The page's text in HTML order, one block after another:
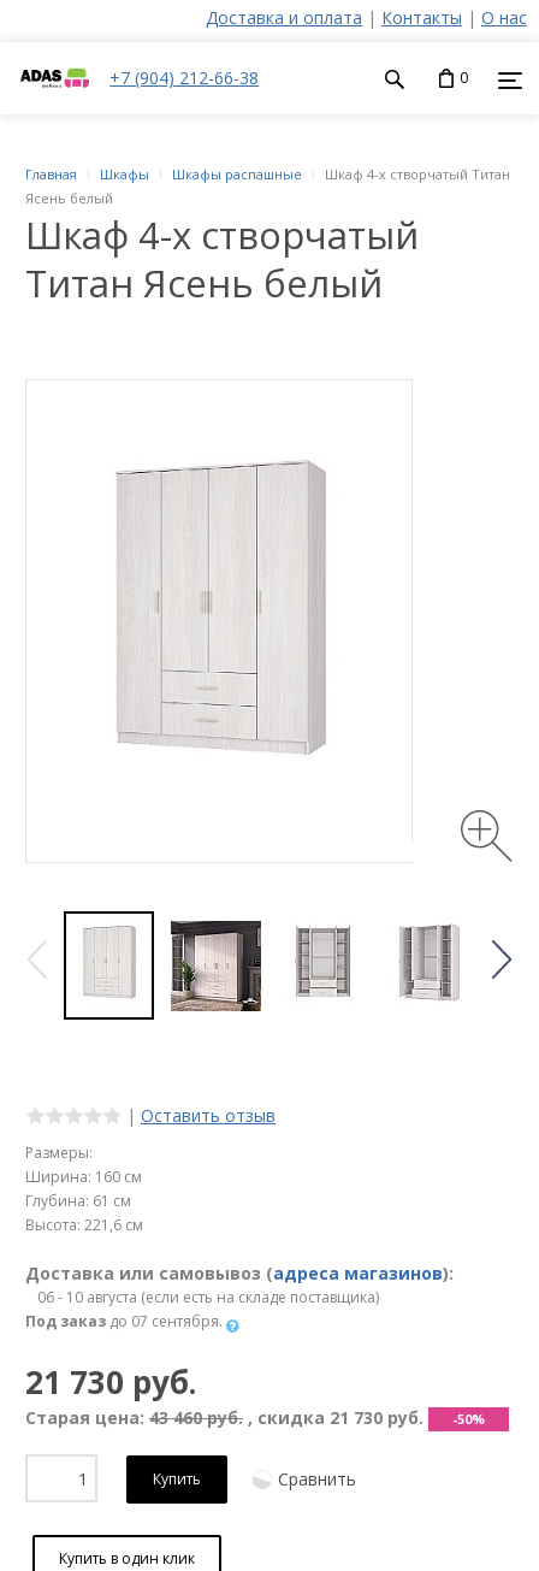
Доставка и оплата | Контакты | О нас
+7 (904) 212-66-38 0
Шкаф 4-х створчатый
Титан Ясень белый
Главная Шкафы Шкафы распашные
Шкаф 4-х створчатый Титан
Ясень белый
| Оставить отзыв
Размеры:
Ширина: 160 см
Глубина: 61 см
Высота: 221,6 см
Доставка или самовывоз (адреса магазинов):
06 - 10 августа (если есть на складе поставщика)
Под заказ до 07 сентября.
21 730 руб.
Старая цена: 43 460 руб. , скидка 21 730 руб. -50%
Купить Сравнить
Купить в один клик